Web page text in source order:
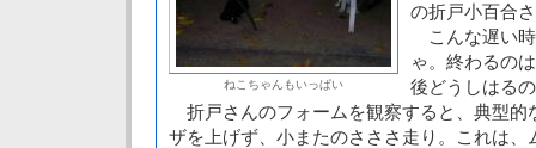
ねこちゃんもいっぱい
の折戸小百合
こんな遅い
ゃ。終わるの
後どうしはる
折戸さんのフォームを観察すると、典型的
ザを上げず、小またのさささ走り。これは、